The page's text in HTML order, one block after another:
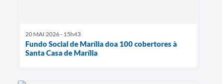
20 MAI 2026 - 15h43
Fundo Social de Marília doa 100 cobertores à
Santa Casa de Marília